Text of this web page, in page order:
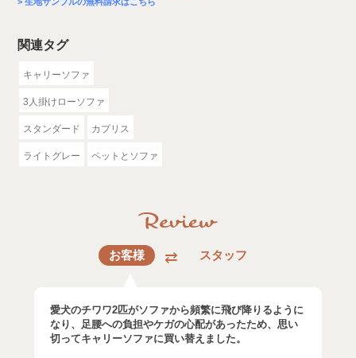
関連タグ
キャリーソファ
3人掛けローソファ
スタンダード カプリス
ライトグレー ペットとソファ
お客様 スタッフ
愛犬のチワワ2匹がソファから頻繁に飛び降りるように
なり、足腰への負担やケガの心配があったため、思い
切ってキャリーソファに買い替えました。